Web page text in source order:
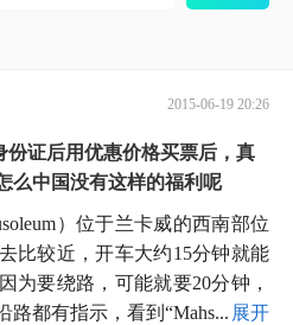
2015-06-19 20:26
份证后用优惠价格买票后，真
么中国没有这样的福利呢
）位于兰卡威的西南部位
比较近，开车大约15分钟就能
为要绕路，可能就要20分钟，
都有指示，看到“Mahs...
展开